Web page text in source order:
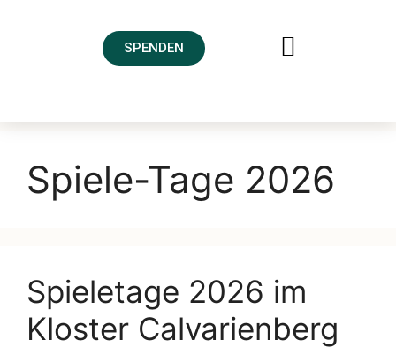
SPENDEN
Spiele-Tage 2026
Spieletage 2026 im
Kloster Calvarienberg